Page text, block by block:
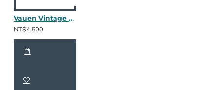
Vauen Vintage 4072
NT$4,500